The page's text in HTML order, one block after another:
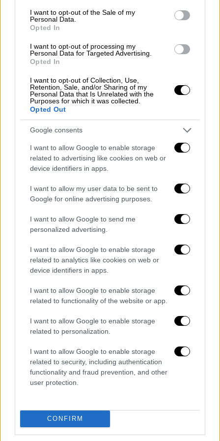
consent section.
I want to opt-out of the Sale of my
Personal Data.
Opted In
I want to opt-out of processing my
Personal Data for Targeted Advertising.
Opted In
I want to opt-out of Collection, Use,
Retention, Sale, and/or Sharing of my
Personal Data that Is Unrelated with the
Purposes for which it was collected.
Opted Out
Google consents
I want to allow Google to enable storage
related to advertising like cookies on web or
device identifiers in apps.
I want to allow my user data to be sent to
Google for online advertising purposes.
I want to allow Google to send me
personalized advertising.
I want to allow Google to enable storage
related to analytics like cookies on web or
device identifiers in apps.
I want to allow Google to enable storage
related to functionality of the website or app.
I want to allow Google to enable storage
related to personalization.
I want to allow Google to enable storage
related to security, including authentication
functionality and fraud prevention, and other
user protection.
CONFIRM
Τι απαντάει ο ιδιοκτήτης του beach
bar
ποτέ δεν
είχα καταγγελία. Όλοι ζητούν να έρθουν να
δουλέψουν στα μαγαζιά μου. Είναι δυνατόν
εργαζόμενος;5 χρόνια είναι εργαζόμενός
. Είναι έναμεμονωμένο γεγονός
έκανε αυτό για να πάρει τα τυχερά του. Το
παιδί αυτό παίρνει 3.000 ευρώ τον μήνα και
αν ο πελάτης τού έταξε γερό πουρμπουάρ,
μπήκε για να το πάρει. Η στολή αυτή είναι
αδιάβροχη αλλά γνωρίζω ότι
που ήθελε να μου κάνει κακό και να
στιγματιστεί η επιχείρησή μου», είναι η
απάντησητουιδιοκτήτητου beach bar στο
OPEN και τη δημοσιογράφο Σοφία Ορφανού.
Όπως κατέληξε, «ήρθαν 10 επιθεωρητέςκαι
τα βρήκαν όλα νόμιμα. Όσο για τα
τραπεζάκια, μπαίνουν και βγαίνουν, δεν είναι
στη θάλασσα και εκείνοι τούς είπαν πως το
κάνουν για καλύτερο πουρμπουάρ. Δεν θέλω